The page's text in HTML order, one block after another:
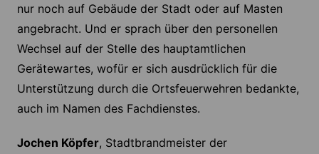
nur noch auf Gebäude der Stadt oder auf Masten
angebracht. Und er sprach über den personellen
Wechsel auf der Stelle des hauptamtlichen
Gerätewartes, wofür er sich ausdrücklich für die
Unterstützung durch die Ortsfeuerwehren bedankte,
auch im Namen des Fachdienstes.
Jochen Köpfer, Stadtbrandmeister der